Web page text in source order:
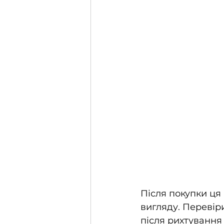
Після покупки
вигляду.
після